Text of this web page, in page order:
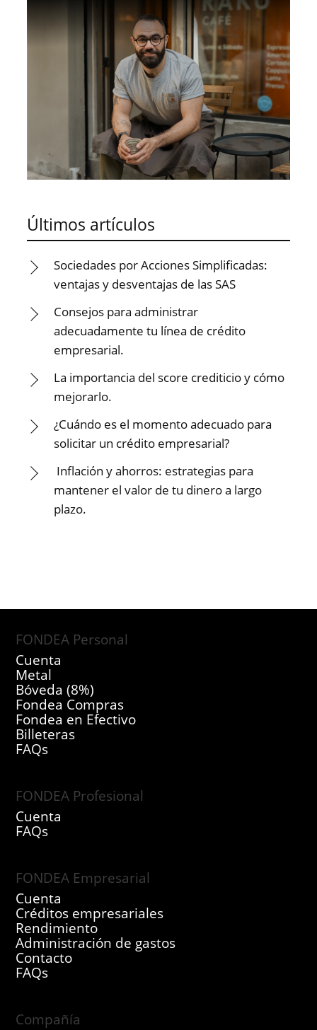
Últimos artículos
Sociedades por Acciones Simplificadas:
ventajas y desventajas de las SAS
Consejos para administrar
adecuadamente tu línea de crédito
empresarial.
La importancia del score crediticio y cómo
mejorarlo.
¿Cuándo es el momento adecuado para
solicitar un crédito empresarial?
Inflación y ahorros: estrategias para
mantener el valor de tu dinero a largo
plazo.
FONDEA Personal
Cuenta
Metal
Bóveda (8%)
Fondea Compras
Fondea en Efectivo
Billeteras
FAQs
FONDEA Profesional
Cuenta
FAQs
FONDEA Empresarial
Cuenta
Créditos empresariales
Rendimiento
Administración de gastos
Contacto
FAQs
Compañía